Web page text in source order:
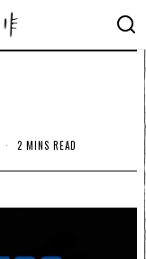
2 MINS READ